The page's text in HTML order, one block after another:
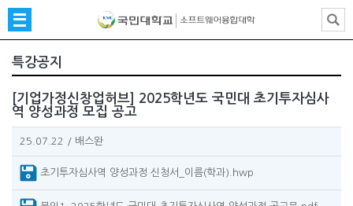
특강공지
[기업가정신창업허브] 2025학년도 국민대 초기투자심사
역 양성과정 모집 공고
25.07.22 / 배스완
초기투자심사역 양성과정 신청서_이름(학과).hwp